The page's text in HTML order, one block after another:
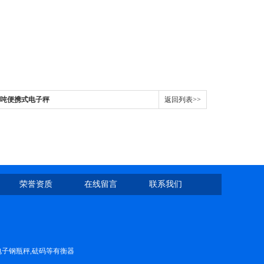
便携式电子秤 返回列表>>
荣誉资质 在线留言 联系我们
钢瓶秤,砝码等有衡器